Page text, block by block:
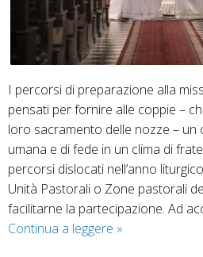
I percorsi di preparazione alla
pensati per fornire alle coppie –
loro sacramento delle nozze – un
umana e di fede in un clima di
percorsi dislocati nell’anno
Unità Pastorali o Zone pastorali
facilitarne la partecipazione. Ad
Continua a leggere Missione
»